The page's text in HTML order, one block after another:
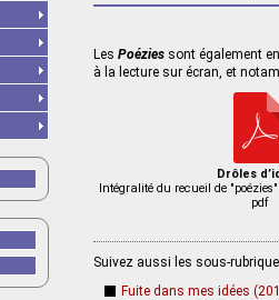
Les Poézies sont également
à la lecture sur écran, et
Drôles
Intégralité du recueil de
pdf
Suivez aussi les sous-
Fuite dans mes idées